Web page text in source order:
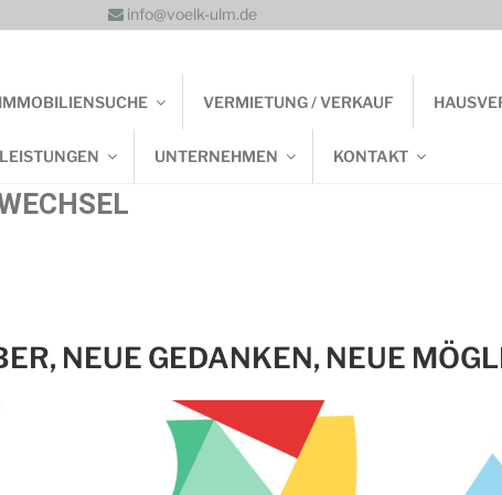
info@voelk-ulm.de
IMMOBILIENSUCHE VERMIETUNG / VERKAUF
LEISTUNGEN UNTERNEHMEN KONTAKT
NEUE GEDANKEN, NEUE